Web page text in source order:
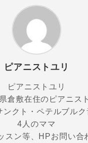
ピアニストユリ
ピアニストユリ
倉敷在住のピアニスト
ンクト・ペテルブル
4人のママ
スン等、HPお問い合